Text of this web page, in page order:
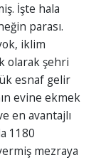
İşte hala
parası.
iklim
olarak şehri
esnaf gelir
evine ekmek
en avantajlı
1180
mezraya